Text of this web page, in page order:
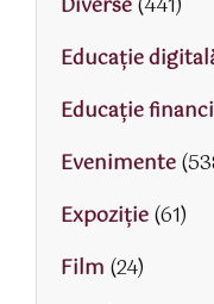
Diverse(441)
Educaţie
Educaţie
Evenimente
Expoziție(61)
Film (24)